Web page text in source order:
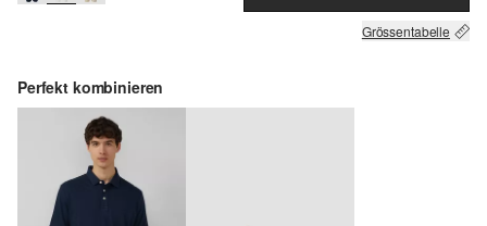
Grössentabelle
Perfekt kombinieren